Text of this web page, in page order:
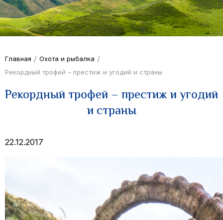
Главная / Охота и рыбалка /
Рекордный трофей – престиж и угодий и страны
Рекордный трофей – престиж и угодий
и страны
22.12.2017